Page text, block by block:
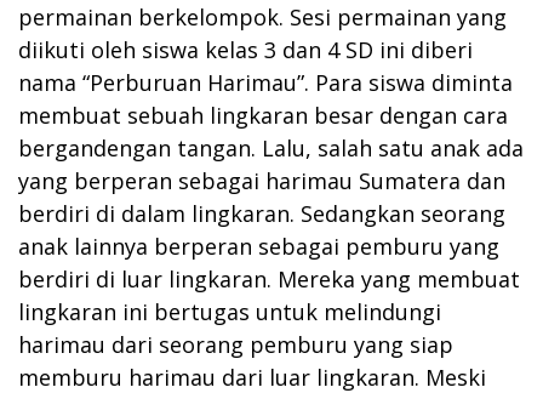
permainan berkelompok. Sesi permainan yang
diikuti oleh siswa kelas 3 dan 4 SD ini diberi
nama “Perburuan Harimau”. Para siswa diminta
membuat sebuah lingkaran besar dengan cara
bergandengan tangan. Lalu, salah satu anak ada
yang berperan sebagai harimau Sumatera dan
berdiri di dalam lingkaran. Sedangkan seorang
anak lainnya berperan sebagai pemburu yang
berdiri di luar lingkaran. Mereka yang membuat
lingkaran ini bertugas untuk melindungi
harimau dari seorang pemburu yang siap
memburu harimau dari luar lingkaran. Meski